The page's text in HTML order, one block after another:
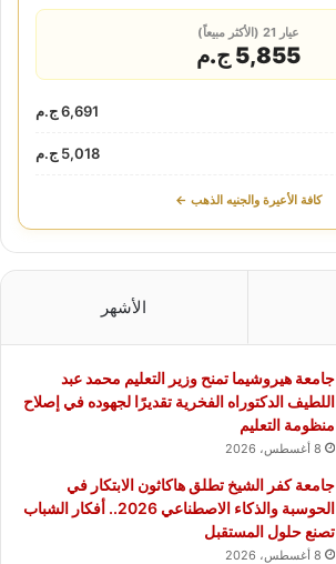
عيار 21 (الأكثر مبيعاً)
5,855 ج.م
6,691 ج.م
5,018 ج.م
كافة الأعيرة والجنيه الذهب ←
الأشهر
جامعة هيروشيما تمنح وزير التعليم محمد عبد
اللطيف الدكتوراه الفخرية تقديرًا لجهوده في إصلاح
منظومة التعليم
8 أغسطس، 2026
جامعة كفر الشيخ تطلق هاكاثون الابتكار في
الحوسبة والذكاء الاصطناعي 2026.. أفكار الشباب
تصنع حلول المستقبل
8 أغسطس، 2026